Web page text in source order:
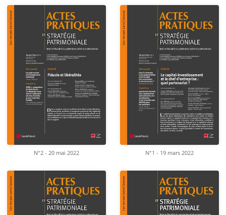
N°2 - 20 mai 2022 N°1 - 19 mars 2022